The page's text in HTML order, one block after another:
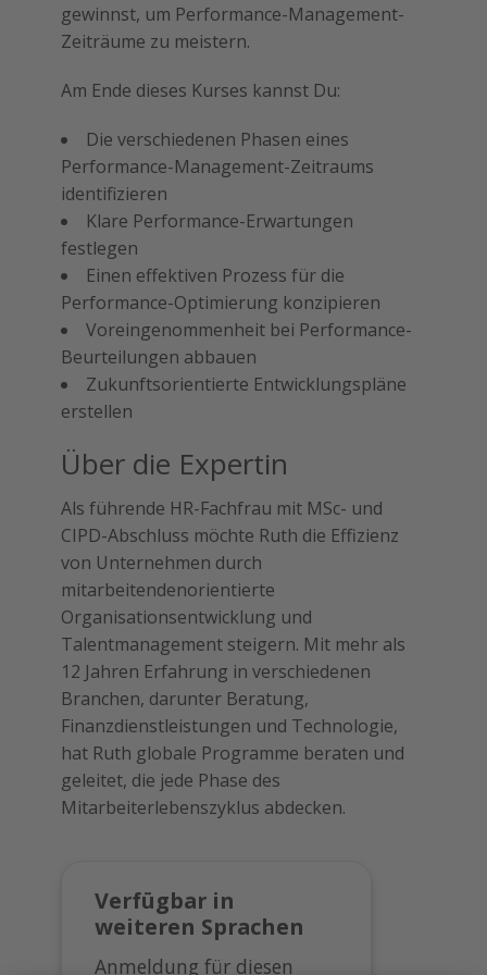
gewinnst, um Performance-Management-
Zeiträume zu meistern.
Am Ende dieses Kurses kannst Du:
Die verschiedenen Phasen eines
Performance-Management-Zeitraums
identifizieren
Klare Performance-Erwartungen
festlegen
Einen effektiven Prozess für die
Performance-Optimierung konzipieren
Voreingenommenheit bei Performance-
Beurteilungen abbauen
Zukunftsorientierte Entwicklungspläne
erstellen
Über die Expertin
Als führende HR-Fachfrau mit MSc- und
CIPD-Abschluss möchte Ruth die Effizienz
von Unternehmen durch
mitarbeitendenorientierte
Organisationsentwicklung und
Talentmanagement steigern. Mit mehr als
12 Jahren Erfahrung in verschiedenen
Branchen, darunter Beratung,
Finanzdienstleistungen und Technologie,
hat Ruth globale Programme beraten und
geleitet, die jede Phase des
Mitarbeiterlebenszyklus abdecken.
Verfügbar in
weiteren Sprachen
Anmeldung für diesen